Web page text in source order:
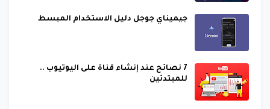
جيميناي جوجل دليل الاستخدام المبسط
7 نصائح عند إنشاء قناة على اليوتيوب ..
للمبتدئين